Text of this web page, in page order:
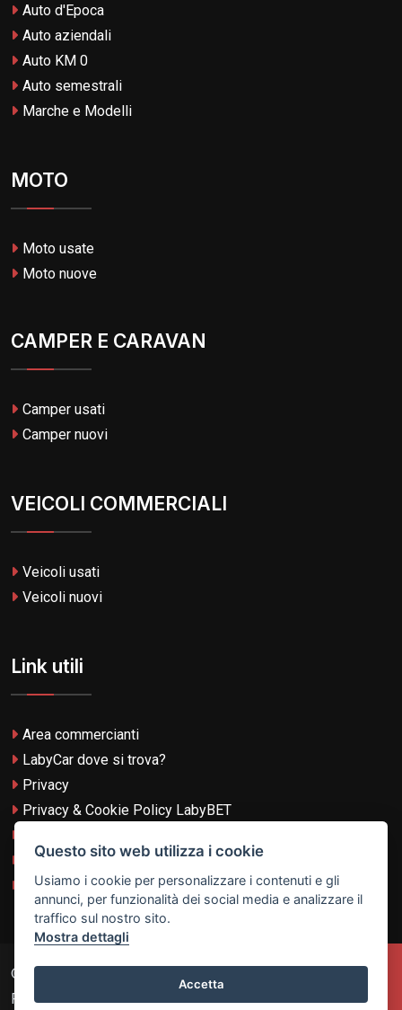
Auto d'Epoca
Auto aziendali
Auto KM 0
Auto semestrali
Marche e Modelli
MOTO
Moto usate
Moto nuove
CAMPER E CARAVAN
Camper usati
Camper nuovi
VEICOLI COMMERCIALI
Veicoli usati
Veicoli nuovi
Link utili
Area commercianti
LabyCar dove si trova?
Privacy
Privacy & Cookie Policy LabyBET
Termini e Condizioni LabyBET
Login con TikTok
© 2026
Rights Reserved.
Questo sito web utilizza i cookie
Usiamo i cookie per personalizzare i contenuti e gli
annunci, per funzionalità dei social media e analizzare il
traffico sul nostro sito.
Mostra dettagli
Accetta